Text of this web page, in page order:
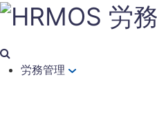
労務管理